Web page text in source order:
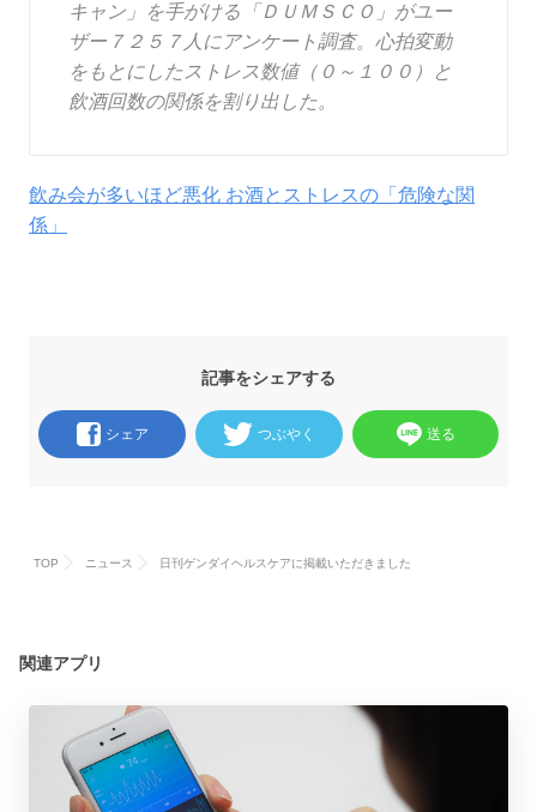
キャン」を手がける「ＤＵＭＳＣＯ」がユー
ザー７２５７人にアンケート調査。心拍変動
をもとにしたストレス数値（０～１００）と
飲酒回数の関係を割り出した。
飲み会が多いほど悪化 お酒とストレスの「危険な関
係」
記事をシェアする
シェア つぶやく 送る
TOP ニュース 日刊ゲンダイヘルスケアに掲載いただきました
関連アプリ